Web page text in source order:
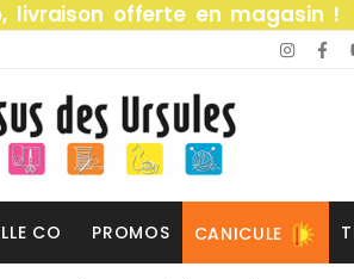
livraison offerte en magasin !
CO PROMOS CANICULE